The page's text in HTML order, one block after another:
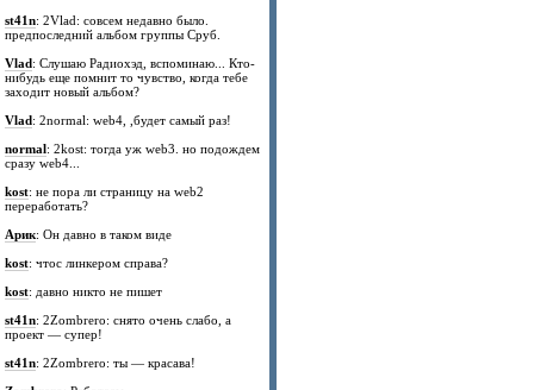
st41n: 2Vlad: совсем недавно было.
предпоследний альбом группы Сруб.
Vlad: Слушаю Радиохэд, вспоминаю... Кто-
нибудь еще помнит то чувство, когда тебе
заходит новый альбом?
Vlad: 2normal: web4, ,будет самый раз!
normal: 2kost: тогда уж web3. но подождем
сразу web4...
kost: не пора ли страницу на web2
переработать?
Арик: Он давно в таком виде
kost: чтос линкером справа?
kost: давно никто не пишет
st41n: 2Zombrero: снято очень слабо, а
проект — супер!
st41n: 2Zombrero: ты — красава!